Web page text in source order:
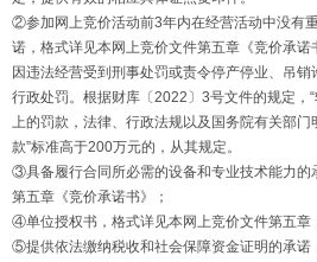
②参加网上竞价活动前3年内在经营活动中没有
诺，格式详见本网上竞价文件第五章《竞价承
因违法经营受到刑事处罚或责令停产停业、吊
行政处罚。根据财库〔2022〕3号文件的规定，
上的罚款，法律、行政法规以及国务院有关部门
款”标准高于200万元的，从其规定。
③具备履行合同所必需的设备和专业技术能力的
第五章《竞价承诺书》；
④单位授权书，格式详见本网上竞价文件第五章
⑤提供依法缴纳税收和社会保障资金证明的承诺